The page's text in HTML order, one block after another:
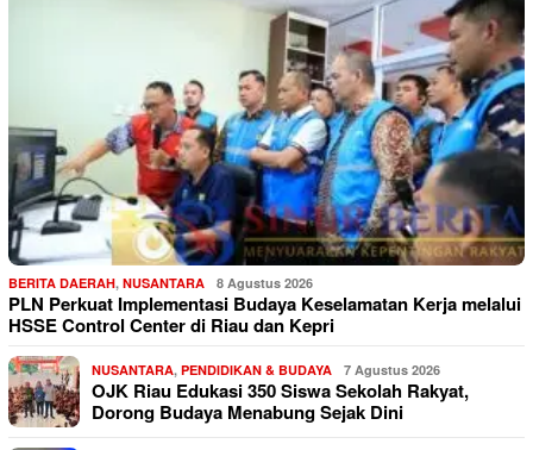
BERITA DAERAH, NUSANTARA 8 Agustus 2026
PLN Perkuat Implementasi Budaya Keselamatan Kerja melalui
HSSE Control Center di Riau dan Kepri
NUSANTARA, PENDIDIKAN & BUDAYA 7 Agustus 2026
OJK Riau Edukasi 350 Siswa Sekolah Rakyat,
Dorong Budaya Menabung Sejak Dini